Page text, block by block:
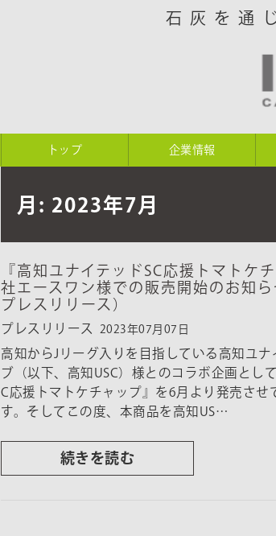
石灰を通
トップ 企業情報
月: 2023年7月
『高知ユナイテッドSC応援トマトケ
社エースワン様での販売開始のお知
プレスリリース）
プレスリリース 2023年07月07日
高知からJリーグ入りを目指している高知ユ
ブ（以下、高知USC）様とのコラボ企画とし
C応援トマトケチャップ』を6月より発売させ
す。そしてこの度、本商品を高知US…
続きを読む